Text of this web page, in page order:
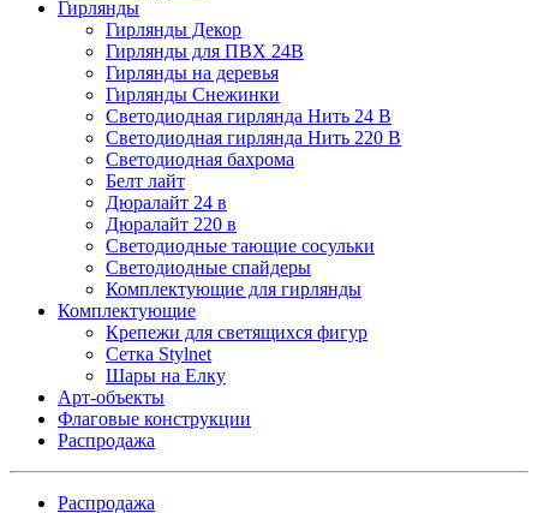
Гирлянды
Гирлянды Декор
Гирлянды для ПВХ 24В
Гирлянды на деревья
Гирлянды Снежинки
Светодиодная гирлянда Нить 24 В
Светодиодная гирлянда Нить 220 В
Светодиодная бахрома
Белт лайт
Дюралайт 24 в
Дюралайт 220 в
Светодиодные тающие сосульки
Светодиодные спайдеры
Комплектующие для гирлянды
Комплектующие
Крепежи для светящихся фигур
Сетка Stylnet
Шары на Елку
Арт-объекты
Флаговые конструкции
Распродажа
Распродажа